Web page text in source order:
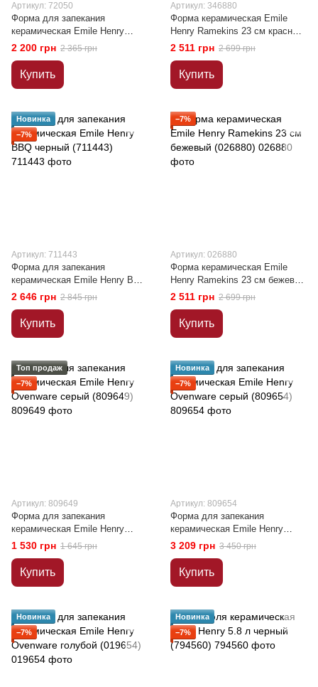
Артикул: 72050
Форма для запекания
керамическая Emile Henry
Ovenware темно-зеленый
2 200 грн 2 365 грн
Купить
Артикул: 346880
Форма керамическая Emile
Henry Ramekins 23 см красный
(346880)
2 511 грн 2 699 грн
Купить
Новинка
−7%
Артикул: 711443
Форма для запекания
керамическая Emile Henry BBQ
черный (711443)
2 646 грн 2 845 грн
Купить
−7%
Артикул: 026880
Форма керамическая Emile
Henry Ramekins 23 см бежевый
(026880)
2 511 грн 2 699 грн
Купить
Топ продаж
−7%
Артикул: 809649
Форма для запекания
керамическая Emile Henry
Ovenware серый (809649)
1 530 грн 1 645 грн
Купить
Новинка
−7%
Артикул: 809654
Форма для запекания
керамическая Emile Henry
Ovenware серый (809654)
3 209 грн 3 450 грн
Купить
Новинка
−7%
Новинка
−7%